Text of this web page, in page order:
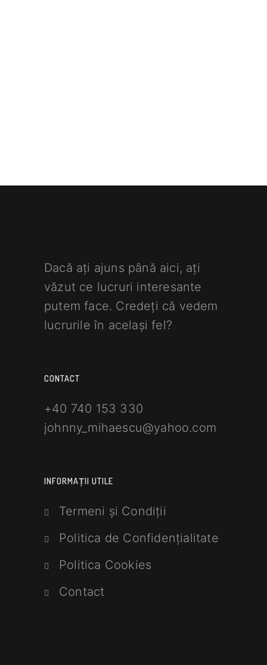
Dacă ați ajuns până aici, ați
văzut ce lucruri interesante
putem face. Credeți că vedem
lucrurile în același fel?
CONTACT
+40 740 153 330
johnny_mihaescu@yahoo.com
INFORMAȚII UTILE
Termeni și Condiții
Politica de Confidențialitate
Politica Cookies
Contact